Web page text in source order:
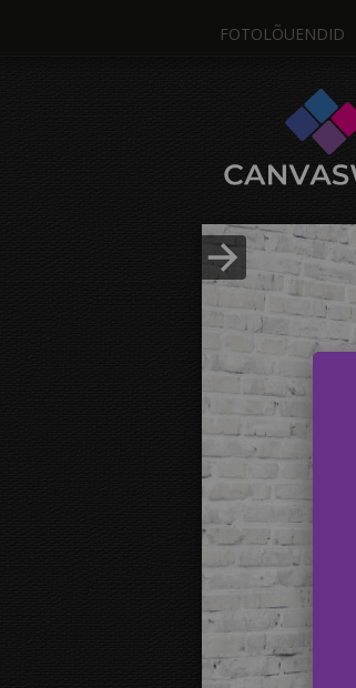
FOTOLÕUENDID